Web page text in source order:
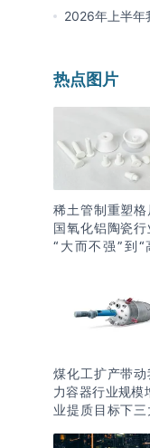
重量箱 同比下
2026年上半年
热点图片
稀土管制重塑格
国氧化铝陶瓷行
“大而不强”到“
煤化工扩产带
力容器行业规模
业提质目标下三